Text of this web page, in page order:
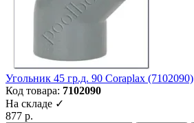
Угольник 45 гр.д. 90 Coraplax (7102090)
Код товара: 7102090
На складе ✓
877 р.